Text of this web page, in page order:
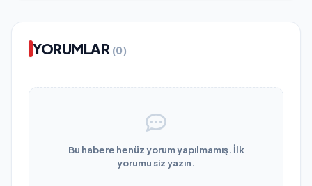
YORUMLAR (0)
Bu habere henüz yorum yapılmamış. İlk
yorumu siz yazın.